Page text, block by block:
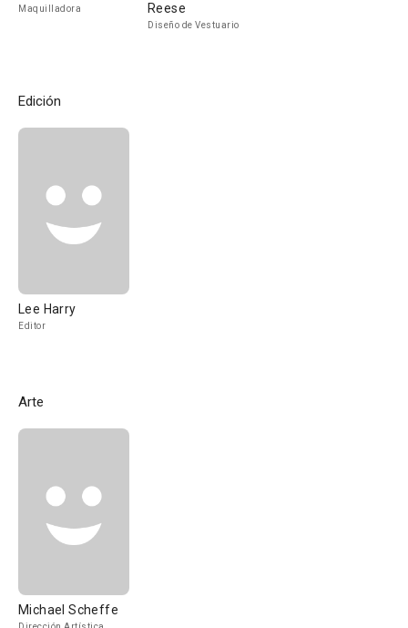
Maquilladora
Reese
Diseño de Vestuario
Edición
Lee Harry
Editor
Arte
Michael Scheffe